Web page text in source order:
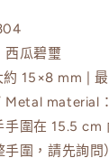
加
西瓜碧璽
約 15×8 mm |
Metal material
手圍在 15.5 cm
圍，請先詢問